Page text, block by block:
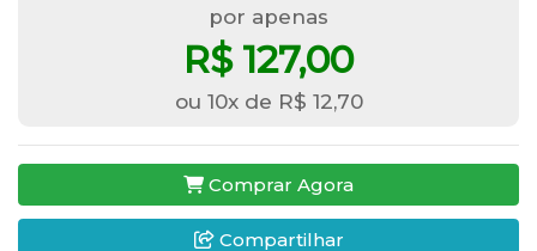
por apenas
R$ 127,00
ou 10x de R$ 12,70
Comprar Agora
Compartilhar